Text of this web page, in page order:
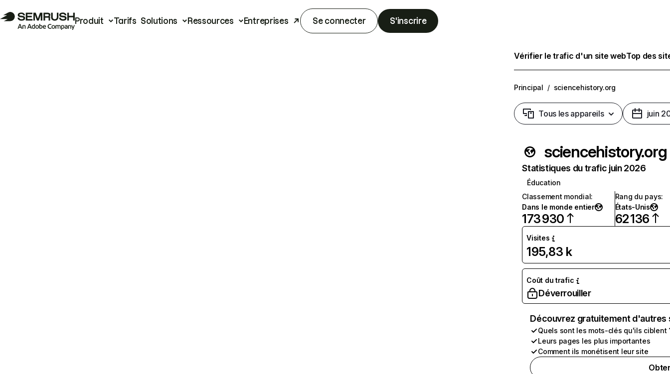
Produit Tarifs Solutions Ressources Entreprises Se connecter S'inscrire
Vérifier le trafic d'un site webTop des
Principal / sciencehistory.org
Tous les appareils juin
sciencehistory.org
Statistiques du trafic juin 2026
Éducation
Classement mondial:
Dans le monde entier
173 930
Rang du pays:
États-Unis
62 136
Visites
195,83 k
Coût du trafic
Déverrouiller
Découvrez gratuitement
Quels sont les mots-clés qu'ils ciblent
Leurs pages les plus importantes
Comment ils monétisent leur site